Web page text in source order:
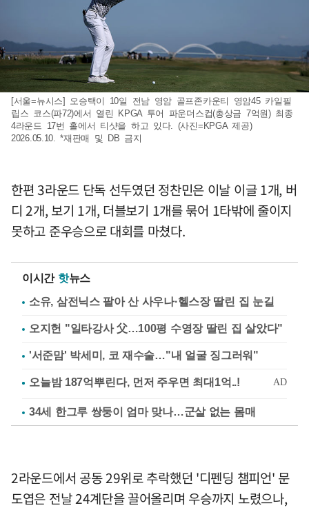
[서울=뉴시스] 오승택이 10일 전남 영암 골프존카운티 영암45 카일필
립스 코스(파72)에서 열린 KPGA 투어 파운더스컵(총상금 7억원) 최종
4라운드 17번 홀에서 티샷을 하고 있다. (사진=KPGA 제공)
2026.05.10. *재판매 및 DB 금지
한편 3라운드 단독 선두였던 정찬민은 이날 이글 1개, 버
디 2개, 보기 1개, 더블보기 1개를 묶어 1타밖에 줄이지
못하고 준우승으로 대회를 마쳤다.
이시간 핫뉴스
소유, 삼전닉스 팔아 산 사우나·헬스장 딸린 집 눈길
오지헌 "일타강사 父…100평 수영장 딸린 집 살았다"
'서준맘' 박세미, 코 재수술…"내 얼굴 징그러워"
34세 한그루 쌍둥이 엄마 맞나…군살 없는 몸매
2라운드에서 공동 29위로 추락했던 '디펜딩 챔피언' 문
도엽은 전날 24계단을 끌어올리며 우승까지 노렸으나,